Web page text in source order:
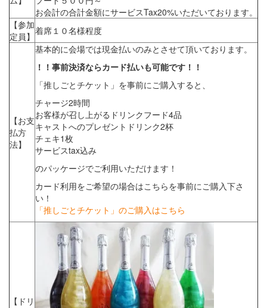
お会計の合計金額にサービスTax20%いただいております。
【参加
定員】 着席１０名様程度
【お支
払方
法】
基本的に会場では現金払いのみとさせて頂いております。
！！事前決済ならカード払いも可能です！！
「推しごとチケット」を事前にご購入すると、
チャージ2時間
お客様が召し上がるドリンクフード4品
キャストへのプレゼントドリンク2杯
チェキ1枚
サービスtax込み
のパッケージでご利用いただけます！
カード利用をご希望の場合はこちらを事前にご購入下さ
い！
「推しごとチケット」のご購入はこちら
【ドリ